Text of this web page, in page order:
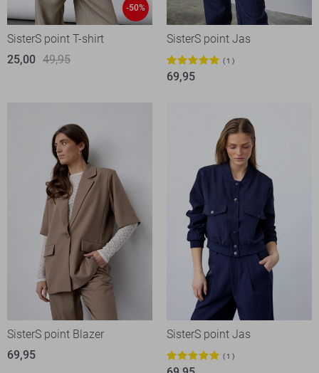
-50%
SisterS point T-shirt
25,00 49,95
SisterS point Jas
1
69,95
SisterS point Blazer
69,95
SisterS point Jas
1